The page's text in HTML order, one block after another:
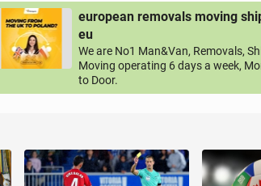
european removals moving
eu
We are No1 Man&Van, Removals,
Moving operating 6 days a week,
to Door.